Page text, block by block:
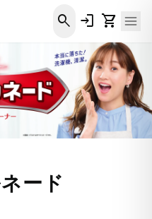
search login shopping_cart
ード